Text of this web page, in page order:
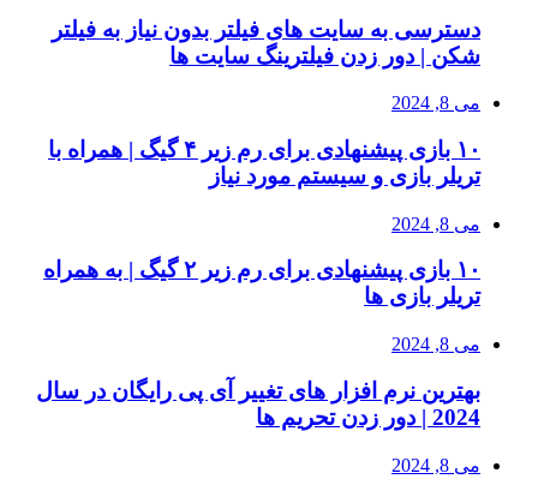
دسترسی به سایت های فیلتر بدون نیاز به فیلتر
شکن | دور زدن فیلترینگ سایت ها
می 8, 2024
۱۰ بازی پیشنهادی برای رم زیر ۴ گیگ | همراه با
تریلر بازی و سیستم مورد نیاز
می 8, 2024
۱۰ بازی پیشنهادی برای رم زیر ۲ گیگ | به همراه
تریلر بازی ها
می 8, 2024
بهترین نرم افزار های تغییر آی پی رایگان در سال
2024 | دور زدن تحریم ها
می 8, 2024